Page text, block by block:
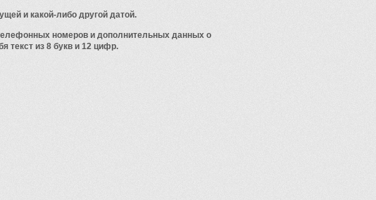
и какой-либо другой датой.
номеров и дополнительных данных о
текст из 8 букв и 12 цифр.